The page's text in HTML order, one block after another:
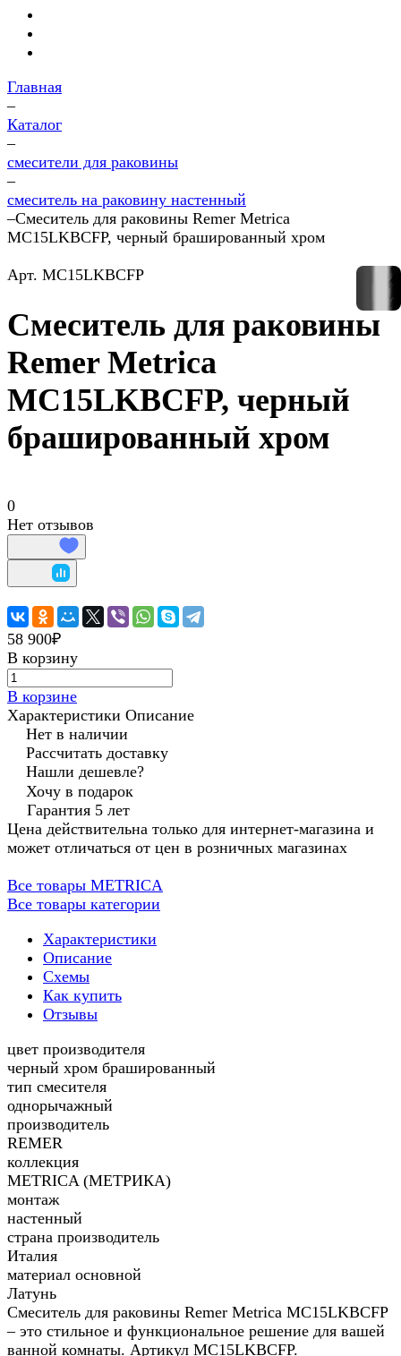
Главная
–
Каталог
–
смесители для раковины
–
смеситель на раковину настенный
–Смеситель для раковины Remer Metrica
MC15LKBCFP, черный брашированный хром
Арт. MC15LKBCFP
Смеситель для раковины
Remer Metrica
MC15LKBCFP, черный
брашированный хром
0
Нет отзывов
58 900₽
В корзину
В корзине
Характеристики Описание
Нет в наличии
Рассчитать доставку
Нашли дешевле?
Хочу в подарок
Гарантия 5 лет
Цена действительна только для интернет-магазина и
может отличаться от цен в розничных магазинах
Все товары METRICA
Все товары категории
Характеристики
Описание
Схемы
Как купить
Отзывы
цвет производителя
черный хром брашированный
тип смесителя
однорычажный
производитель
REMER
коллекция
METRICA (МЕТРИКА)
монтаж
настенный
страна производитель
Италия
материал основной
Латунь
Смеситель для раковины Remer Metrica MC15LKBCFP
– это стильное и функциональное решение для вашей
ванной комнаты. Артикул MC15LKBCFP.